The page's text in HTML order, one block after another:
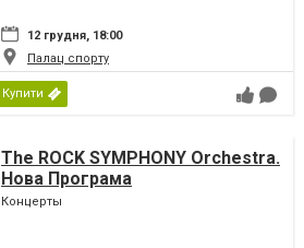
12 грудня, 18:00
Палац спорту
Купити
The ROCK SYMPHONY Orchestra.
Нова Програма
Концерты